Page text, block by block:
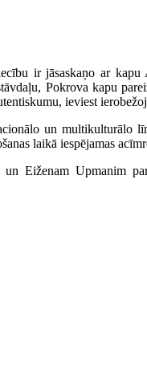
ir jāsaskaņo ar
Pokrova kapu
ieviest
un multikulturālo
laikā iespējamas
Eiženam Upmanim